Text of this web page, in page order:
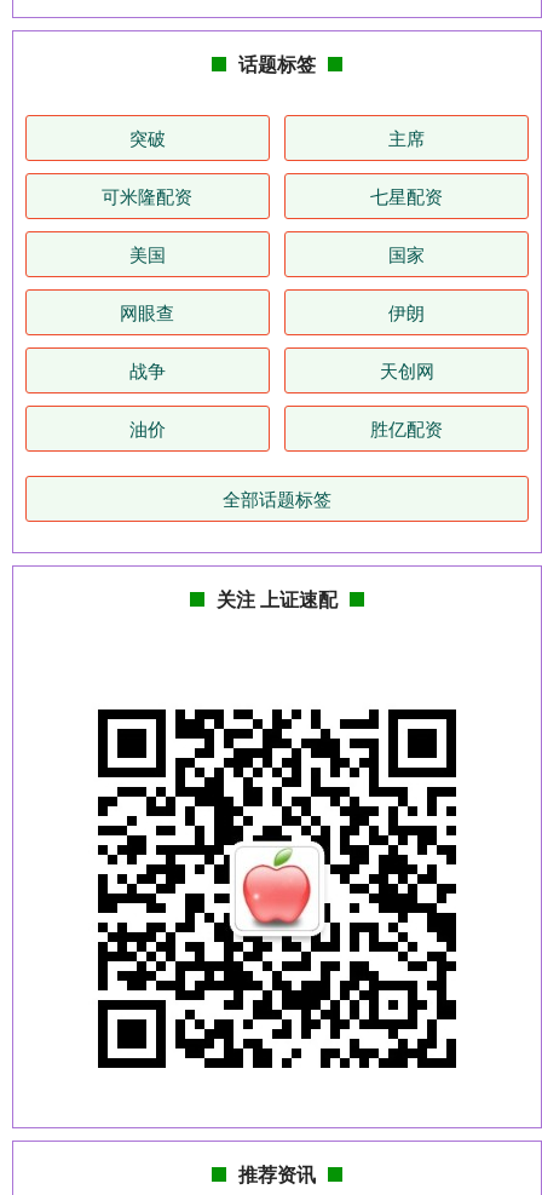
话题标签
突破 主席
可米隆配资 七星配资
美国 国家
网眼查 伊朗
战争 天创网
油价 胜亿配资
全部话题标签
关注 上证速配
推荐资讯